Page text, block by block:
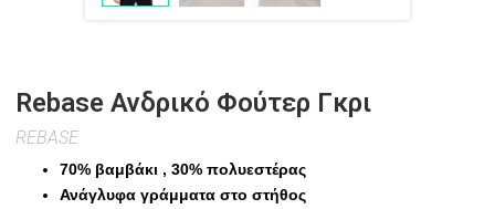
Rebase Ανδρικό Φούτερ Γκρι
REBASE
70% βαμβάκι , 30% πολυεστέρας
Ανάγλυφα γράμματα στο στήθος